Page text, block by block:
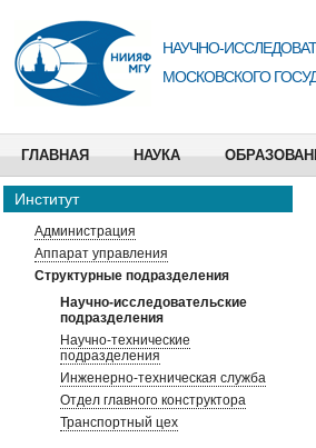
НАУЧНО-
МОСКОВСКОГО
ГЛАВНАЯ НАУКА
Институт
Администрация
Аппарат управления
Структурные подразделения
Научно-исследовательские
подразделения
Научно-технические
подразделения
Инженерно-техническая служба
Отдел главного конструктора
Транспортный цех